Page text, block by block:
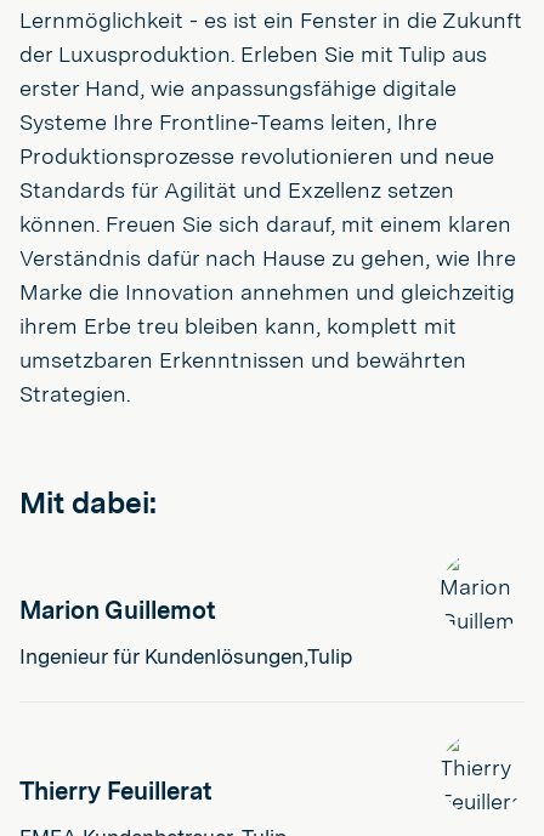
Lernmöglichkeit - es ist ein Fenster in die Zukunft
der Luxusproduktion. Erleben Sie mit Tulip aus
erster Hand, wie anpassungsfähige digitale
Systeme Ihre Frontline-Teams leiten, Ihre
Produktionsprozesse revolutionieren und neue
Standards für Agilität und Exzellenz setzen
können. Freuen Sie sich darauf, mit einem klaren
Verständnis dafür nach Hause zu gehen, wie Ihre
Marke die Innovation annehmen und gleichzeitig
ihrem Erbe treu bleiben kann, komplett mit
umsetzbaren Erkenntnissen und bewährten
Strategien.
Mit dabei:
Marion Guillemot
Ingenieur für Kundenlösungen,Tulip
Thierry Feuillerat